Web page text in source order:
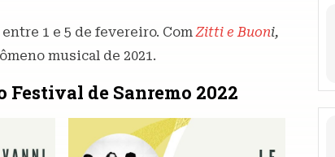
1 e 5 de fevereiro. ComZitti e Buoni,
musical de 2021.
Festival de Sanremo 2022